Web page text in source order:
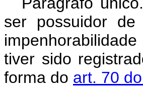
ser possuidor
tiver sido
forma do art. 70